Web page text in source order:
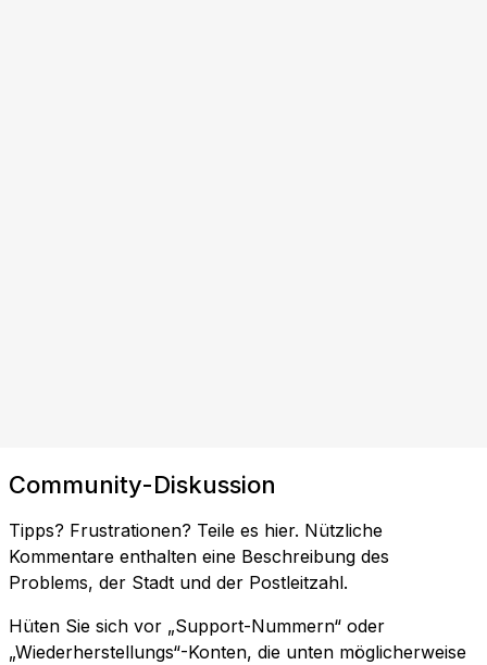
Community-Diskussion
Tipps? Frustrationen? Teile es hier. Nützliche
Kommentare enthalten eine Beschreibung des
Problems, der Stadt und der Postleitzahl.
Hüten Sie sich vor „Support-Nummern“ oder
„Wiederherstellungs“-Konten, die unten möglicherweise